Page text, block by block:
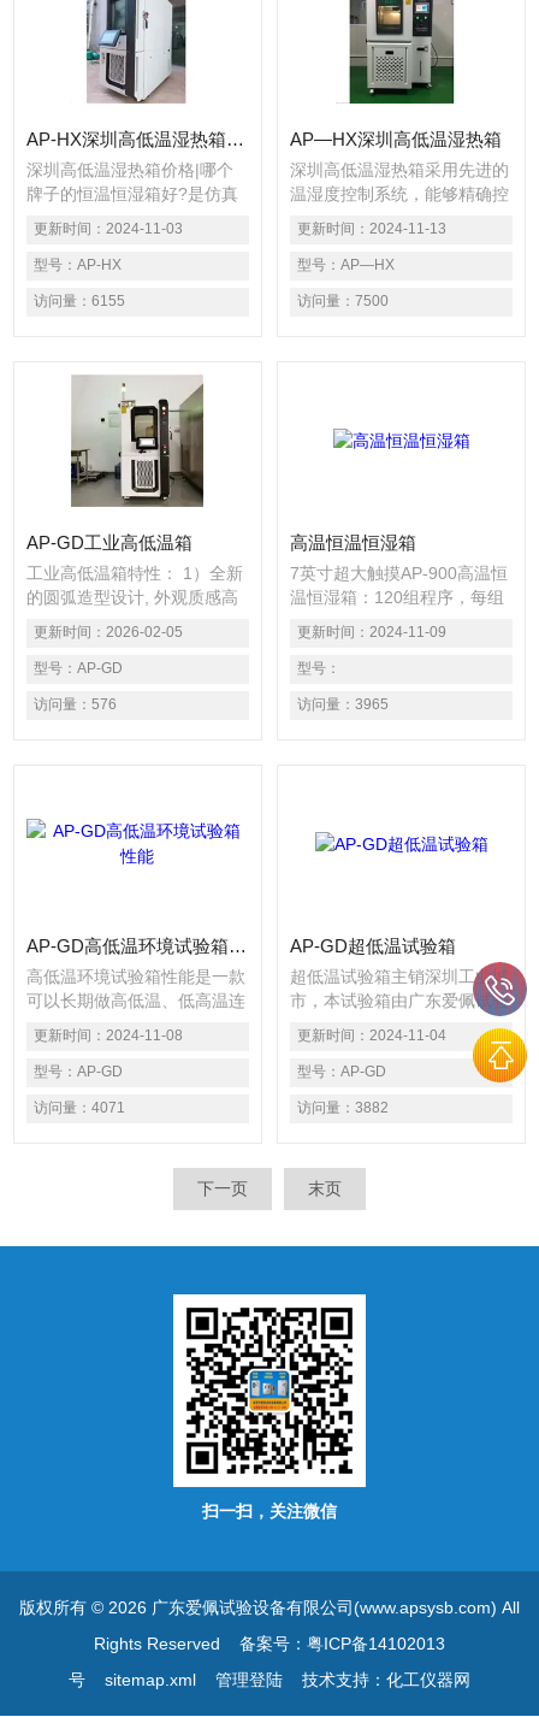
表现至关重要。
AP-HX深圳高低温湿热箱价格
深圳高低温湿热箱价格|哪个
牌子的恒温恒湿箱好?是仿真
产品在气候环境温湿组合条件
下（高低温操作&储存、温度
循环、高温高湿、低温低湿、
结露试验...等），检测产品本
身的适应能力与特性是否改
以达到间量测程序*性（含测
试步骤、条件、方法）。
更新时间： 2024-11-03
型号： AP-HX
访问量： 6155
AP—HX深圳高低温湿热箱
深圳高低温湿热箱采用先进的
温湿度控制系统，能够精确控
制箱体内的温度和湿度。温度
偏差通常在±2%以内，湿度偏
差在±3%RH以内，且温湿度
波动度和均匀度均能满足相关
标准的要求。
更新时间： 2024-11-13
型号： AP—HX
访问量： 7500
AP-GD工业高低温箱
工业高低温箱特性： 1）全新
的圆弧造型设计, 外观质感高
水准,美观大方,并采用平面无
反作用把手，操作容易。 2）
进口型多功能, 扩展性强之专
用温度控制器,操作简单,学习
容易, 控制稳定可靠.可供低温
保证箱内每个角落温湿度均匀
度更加一致。
更新时间： 2026-02-05
型号： AP-GD
访问量： 576
高温恒温恒湿箱
7英寸超大触摸AP-900高温恒
温恒湿箱：120组程序，每组
程序100段，可以设置程序全
部循环,部分循环，程序连
接，设定程序终了动作,设定
待机动作。可USB连接U盘实
时记录试验数据，导出试验历
更新时间： 2024-11-09
型号：
访问量： 3965
AP-GD高低温环境试验箱性能
高低温环境试验箱性能是一款
可以长期做高低温、低高温连
续循环做试验的机器，主要用
于测试、实验和试验确定电子
产品及电子产品零配件或材料
在进行高温、低温、或恒定交
变试验的温度环境变化后的参
定各行各业各种各类的工业产
品及材料进行高温、低温、高
更新时间： 2024-11-08
型号： AP-GD
访问量： 4071
AP-GD超低温试验箱
超低温试验箱主销深圳工业城
市，本试验箱由广东爱佩试验
设备有限公司提供生产、销
售、服务与售后。常销于深圳
光电行业、深圳电子行业、深
圳照明行业、深圳软件产业、
深圳通讯行业等各行各业。主
试验、或高低温交变试验的环
境测试，以对比各行各业的样
更新时间： 2024-11-04
型号： AP-GD
访问量： 3882
下一页 末页
扫一扫，关注微信
版权所有 © 2026 广东爱佩试验设备有限公司(www.apsysb.com) All
Rights Reserved 备案号：粤ICP备14102013
号
sitemap.xml 管理登陆技术支持： 化工仪器网